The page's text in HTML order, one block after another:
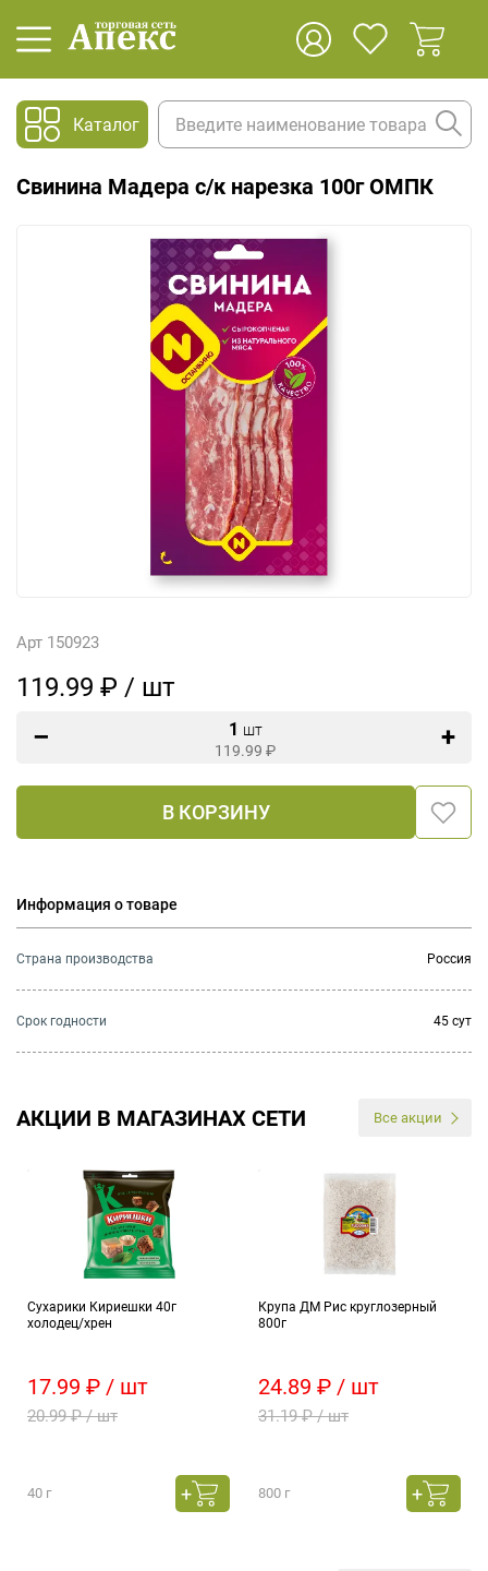
Каталог
Свинина Мадера с/к нарезка 100г ОМПК
Арт 150923
119.99 ₽ / шт
1 шт
119.99 ₽
В КОРЗИНУ
Информация о товаре
Страна производства Россия
Cрок годности 45 сут
АКЦИИ В МАГАЗИНАХ СЕТИ Все акции
Сухарики Кириешки 40г
холодец/хрен
17.99 ₽ / шт
20.99 ₽ / шт
40 г
Крупа ДМ Рис круглозерный
800г
24.89 ₽ / шт
31.19 ₽ / шт
800 г